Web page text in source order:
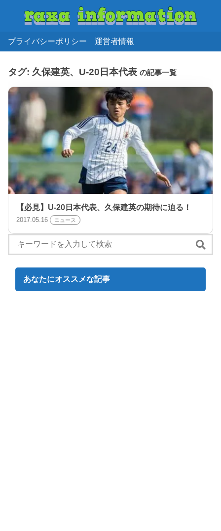
プライバシーポリシー 運営者情報
タグ: 久保建英、U-20日本代表 の記事一覧
【必見】U-20日本代表、久保建英の期待に迫る！
2017.05.16 ニュース
あなたにオススメな記事